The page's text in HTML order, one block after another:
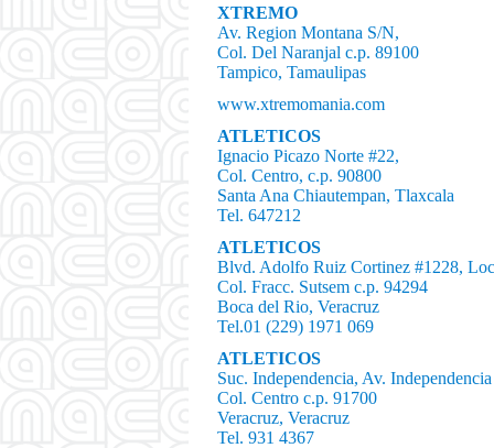
XTREMO
Av. Region Montana S/N,
Col. Del Naranjal c.p. 89100
Tampico, Tamaulipas
www.xtremomania.com
ATLETICOS
Ignacio Picazo Norte #22,
Col. Centro, c.p. 90800
Santa Ana Chiautempan, Tlaxcala
Tel. 647212
ATLETICOS
Blvd. Adolfo Ruiz Cortinez #1228,
Col. Fracc. Sutsem c.p. 94294
Boca del Rio, Veracruz
Tel.01 (229) 1971 069
ATLETICOS
Suc. Independencia, Av.
Col. Centro c.p. 91700
Veracruz, Veracruz
Tel. 931 4367